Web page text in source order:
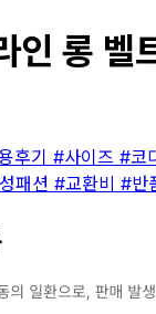
롱 벨
후기 #사이즈 #코
패션 #교환비 #반